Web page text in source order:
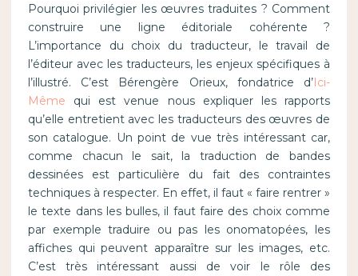
Pourquoi privilégier les œuvres traduites ? Comment
construire une ligne éditoriale cohérente ?
L’importance du choix du traducteur, le travail de
l’éditeur avec les traducteurs, les enjeux spécifiques à
l’illustré. C’est Bérengère Orieux, fondatrice d’Ici-
Même qui est venue nous expliquer les rapports
qu’elle entretient avec les traducteurs des œuvres de
son catalogue. Un point de vue très intéressant car,
comme chacun le sait, la traduction de bandes
dessinées est particulière du fait des contraintes
techniques à respecter. En effet, il faut « faire rentrer »
le texte dans les bulles, il faut faire des choix comme
par exemple traduire ou pas les onomatopées, les
affiches qui peuvent apparaître sur les images, etc.
C’est très intéressant aussi de voir le rôle des